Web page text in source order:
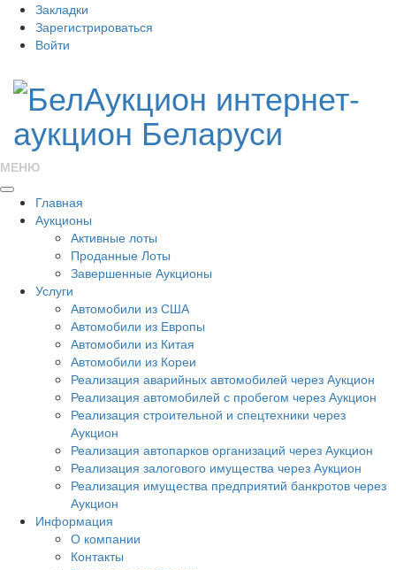
Закладки
Зарегистрироваться
Войти
МЕНЮ
Главная
Аукционы
Активные лоты
Проданные Лоты
Завершенные Аукционы
Услуги
Автомобили из США
Автомобили из Европы
Автомобили из Китая
Автомобили из Кореи
Реализация аварийных автомобилей через Аукцион
Реализация автомобилей с пробегом через Аукцион
Реализация строительной и спецтехники через
Аукцион
Реализация автопарков организаций через Аукцион
Реализация залогового имущества через Аукцион
Реализация имущества предприятий банкротов через
Аукцион
Информация
О компании
Контакты